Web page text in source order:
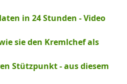
in 24 Stunden - Video
sie den Kremlchef als
Stützpunkt - aus diesem